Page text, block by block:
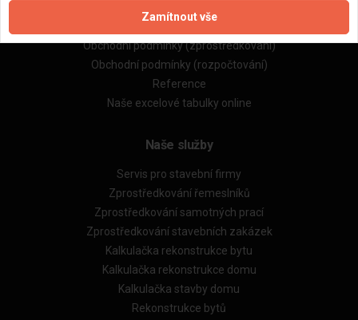
Obchodní podmínky (zprostředkování)
Obchodní podmínky (rozpočtování)
Reference
Naše excelové tabulky online
Naše služby
Servis pro stavební firmy
Zprostředkování řemeslníků
Zprostředkování samotných prací
Zprostředkování stavebních zakázek
Kalkulačka rekonstrukce bytu
Kalkulačka rekonstrukce domu
Kalkulačka stavby domu
Rekonstrukce bytů
Zamítnout vše